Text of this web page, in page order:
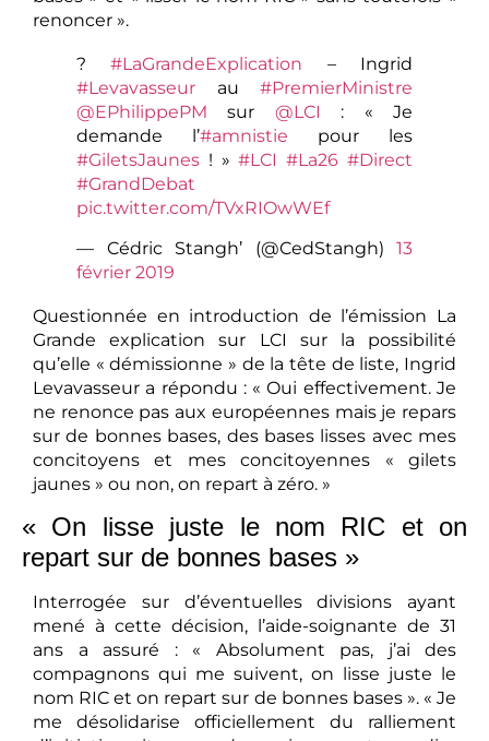
renoncer ».
?#LaGrandeExplication – Ingrid
#Levavasseur au #PremierMinistre
@EPhilippePM sur @LCI : « Je
demande l’#amnistie pour les
#GiletsJaunes ! »#LCI #La26 #Direct
#GrandDebat
pic.twitter.com/TVxRIOwWEf
— Cédric Stangh’ (@CedStangh) 13
février 2019
Questionnée en introduction de l’émission La
Grande explication sur LCI sur la possibilité
qu’elle « démissionne » de la tête de liste, Ingrid
Levavasseur a répondu : « Oui effectivement. Je
ne renonce pas aux européennes mais je repars
sur de bonnes bases, des bases lisses avec mes
concitoyens et mes concitoyennes « gilets
jaunes » ou non, on repart à zéro. »
« On lisse juste le nom RIC et on
repart sur de bonnes bases »
Interrogée sur d’éventuelles divisions ayant
mené à cette décision, l’aide-soignante de 31
ans a assuré : « Absolument pas, j’ai des
compagnons qui me suivent, on lisse juste le
nom RIC et on repart sur de bonnes bases ». « Je
me désolidarise officiellement du ralliement